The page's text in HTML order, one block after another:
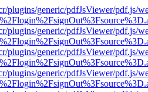
plugins/generic/pdfJsViewer/pdf.js/
plugins/generic/pdfJsViewer/pdf.js/
plugins/generic/pdfJsViewer/pdf.js/
plugins/generic/pdfJsViewer/pdf.js/